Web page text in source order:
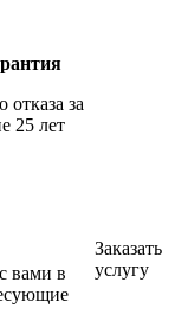
отказа за
25 лет
вами в
Заказать
услугу